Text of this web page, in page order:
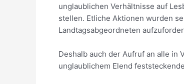
unglaublichen Verhältnisse auf
stellen. Etliche Aktionen wurden
Landtagsabgeordneten
Deshalb auch der Aufruf an alle in
unglaublichem Elend